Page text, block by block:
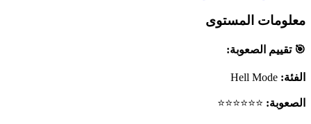
معلومات المستوى
🎯 تقييم الصعوبة:
الفئة: Hell Mode
الصعوبة: ⭐⭐⭐⭐⭐⭐